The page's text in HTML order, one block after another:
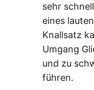
sehr
eines
Knallsatz
Umgang
und zu
führen.